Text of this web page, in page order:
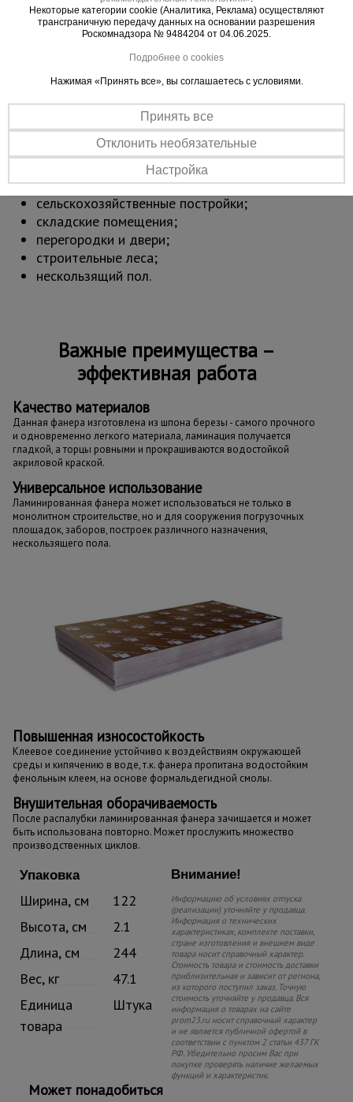
стеновая опалубка;
опалубка фундамента;
опалубка перекрытий;
опалубка колонн;
погрузочные площадки и складские мостики
обслуживания;
хозяйственные постройки;
оградительные сооружения и заборы;
сельскохозяйственные постройки;
складские помещения;
перегородки и двери;
строительные леса;
нескользящий пол.
Важные преимущества –
эффективная работа
Качество материалов
Данная фанера изготовлена из шпона березы - самого прочного
и одновременно легкого материала, ламинация получается
гладкой, а торцы ровными и прокрашиваются водостойкой
акриловой краской.
Универсальное использование
Ламинированная фанера может использоваться не только в
монолитном строительстве, но и для сооружения погрузочных
площадок, заборов, построек различного назначения,
нескользящего пола.
Повышенная износостойкость
Клеевое соединение устойчиво к воздействиям окружающей
среды и кипячению в воде, т.к. фанера пропитана водостойким
фенольным клеем, на основе формальдегидной смолы.
Внушительная оборачиваемость
После распалубки ламинированная фанера зачищается и может
быть использована повторно. Может прослужить множество
производственных циклов.
Упаковка
Ширина, см
122
Высота, см
2.1
Длина, см
244
Вес, кг
47.1
Единица
товара
Штука
Внимание!
Информацию об условиях отпуска
(реализации) уточняйте у продавца.
Информация о технических
характеристиках, комплекте поставки,
стране изготовления и внешнем виде
товара носит справочный характер.
Стоимость товара и стоимость доставки
приблизительная и зависит от региона,
из которого поступил заказ. Точную
стоимость уточняйте у продавца. Вся
информация о товарах на сайте
prom23.ru носит справочный характер
и не является публичной офертой в
соответствии с пунктом 2 статьи 437 ГК
РФ. Убедительно просим Вас при
покупке проверять наличие желаемых
функций и характеристик.
Может понадобиться
Некоторые категории cookie (Аналитика, Реклама) осуществляют
трансграничную передачу данных на основании разрешения
Роскомнадзора № 9484204 от 04.06.2025.
Подробнее о cookies
Нажимая «Принять все», вы соглашаетесь с условиями.
Принять все
Отклонить необязательные
Настройка